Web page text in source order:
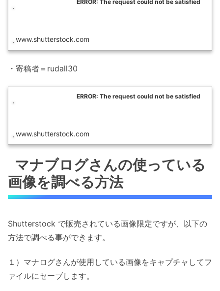
ERROR: The request could not be satisfied
www.shutterstock.com
・寄稿者＝rudall30
ERROR: The request could not be satisfied
www.shutterstock.com
マナブログさんの使っている
画像を調べる方法
Shutterstock で販売されている画像限定ですが、以下の
方法で調べる事ができます。
１）マナログさんが使用している画像をキャプチャしてフ
ァイルにセーブします。